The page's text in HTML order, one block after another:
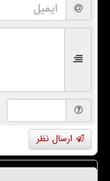
ارسال نظر